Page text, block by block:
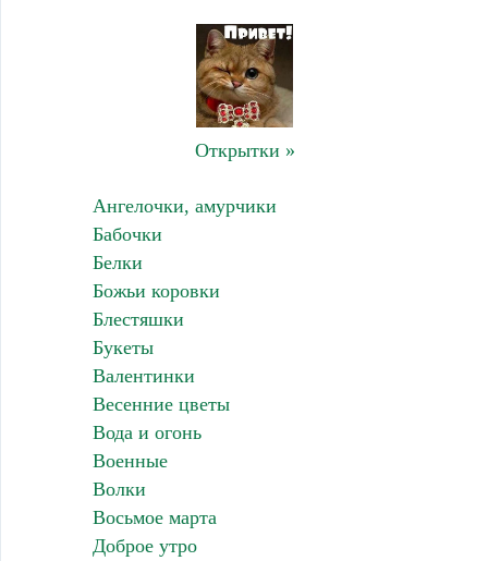
Открытки »
Ангелочки, амурчики
Бабочки
Белки
Божьи коровки
Блестяшки
Букеты
Валентинки
Весенние цветы
Вода и огонь
Военные
Волки
Восьмое марта
Доброе утро